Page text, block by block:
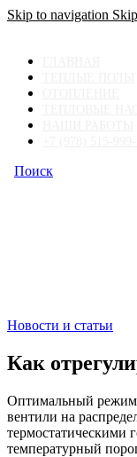
Skip to navigation
Поиск
Новости и статьи
Как
Оптимальный режим
вентили на
термостатическими
температурный